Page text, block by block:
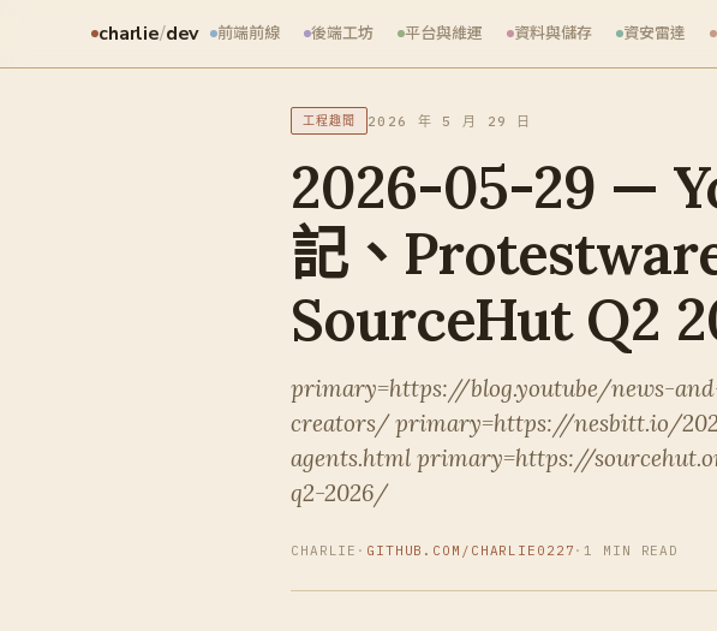
charlie/dev 前端前線 後端工坊 平台與維運 資料與儲存 資安雷達
工程趣聞 2026 年 5 月 29 日
2026-05-29 —
記、
SourceHut Q2
primary=https://blog.youtube/news-
creators/ primary=https://nesbitt.io/
agents.html primary=https://
q2-2026/
CHARLIE · GITHUB.COM/CHARLIE0227 · 1 MIN READ